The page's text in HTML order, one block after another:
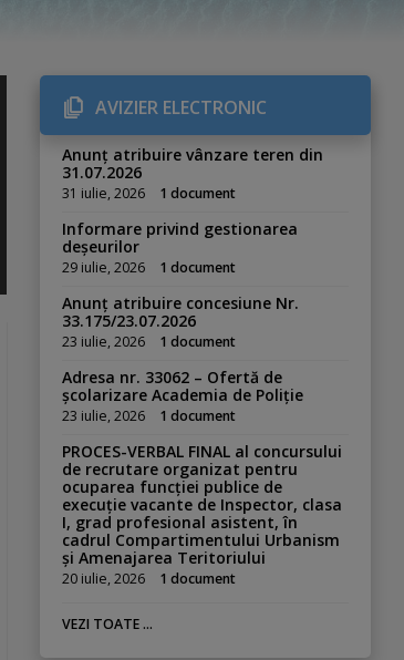
AVIZIER ELECTRONIC
Anunț atribuire vânzare teren din
31.07.2026
31 iulie, 2026 1 document
Informare privind gestionarea
deșeurilor
29 iulie, 2026 1 document
Anunț atribuire concesiune Nr.
33.175/23.07.2026
23 iulie, 2026 1 document
Adresa nr. 33062 – Ofertă de
școlarizare Academia de Poliție
23 iulie, 2026 1 document
PROCES-VERBAL FINAL al concursului
de recrutare organizat pentru
ocuparea funcției publice de
execuție vacante de Inspector, clasa
I, grad profesional asistent, în
cadrul Compartimentului Urbanism
și Amenajarea Teritoriului
20 iulie, 2026 1 document
VEZI TOATE ...